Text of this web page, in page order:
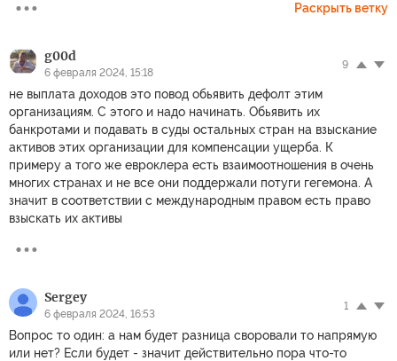
Раскрыть ветку
g00d
6 февраля 2024, 15:18
9
не выплата доходов это повод обьявить дефолт этим
организациям. С этого и надо начинать. Обьявить их
банкротами и подавать в суды остальных стран на взыскание
активов этих организации для компенсации ущерба. К
примеру а того же евроклера есть взаимоотношения в очень
многих странах и не все они поддержали потуги гегемона. А
значит в соответствии с международным правом есть право
взыскать их активы
Sergey
6 февраля 2024, 16:53
1
Вопрос то один: а нам будет разница своровали то напрямую
или нет? Если будет - значит действительно пора что-то